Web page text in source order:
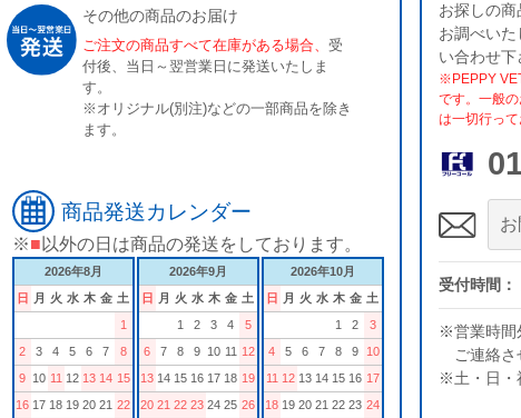
その他の商品のお届け
ご注文の商品すべて在庫がある場合、 受
付後、当日～翌営業日に発送いたしま
す。
※オリジナル(別注)などの一部商品を除き
ます。
商品発送カレンダー
※■以外の日は商品の発送をしております。
2026年8月
日 月 火 水 木 金 土
1
2
3 4 5 6 7
8
9 10 11 12 13 14 15
16 17 18 19 20 21 22
2026年9月
日 月 火 水 木 金 土
1
2 3 4
5
6
7 8 9 10 11 12
13 14 15 16 17 18 19
20 21 22 23 24 25 26
2026年10月
日 月 火 水 木 金 土
1
2
3
4
5 6 7 8 9
10
11 12 13 14 15 16 17
18 19 20 21 22 23 24
お探しの商
お調べい
い合わせ下
※PEPPY
です。一般
は一切行って
受付時間
※営業時間
ご連絡さ
※土・日・